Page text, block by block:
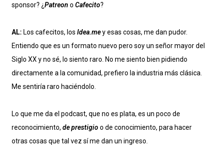
sponsor? ¿Patreon o Cafecito?
AL: Los cafecitos, los Idea.mey esas cosas, me dan pudor.
Entiendo que es un formato nuevo pero soy un señor mayor del
Siglo XX y no sé, lo siento raro. No me siento bien pidiendo
directamente a la comunidad, prefiero la industria más clásica.
Me sentiría raro haciéndolo.
Lo que me da el podcast, que no es plata, es un poco de
reconocimiento, de prestigioo de conocimiento, para hacer
otras cosas que tal vez sí me dan un ingreso.